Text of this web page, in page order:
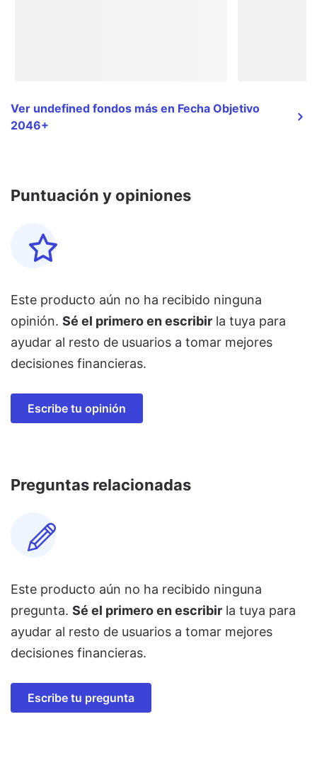
Ver undefined fondos más en Fecha Objetivo
2046+
Puntuación y opiniones
Este producto aún no ha recibido ninguna
opinión. Sé el primero en escribir la tuya para
ayudar al resto de usuarios a tomar mejores
decisiones financieras.
Escribe tu opinión
Preguntas relacionadas
Este producto aún no ha recibido ninguna
pregunta. Sé el primero en escribir la tuya para
ayudar al resto de usuarios a tomar mejores
decisiones financieras.
Escribe tu pregunta